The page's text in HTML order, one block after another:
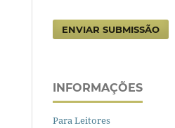
ENVIAR SUBMISSÃO
INFORMAÇÕES
Para Leitores